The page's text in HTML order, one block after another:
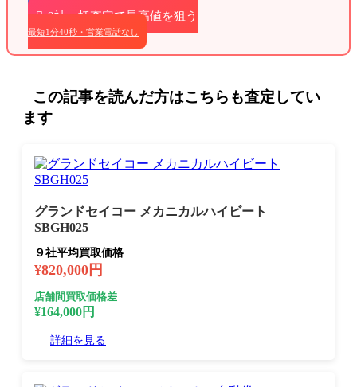
9社一括査定で最高値を狙う
最短1分40秒・営業電話なし
この記事を読んだ方はこちらも査定してい
ます
グランドセイコー メカニカルハイビート
SBGH025
９社平均買取価格
¥820,000円
店舗間買取価格差
¥164,000円
詳細を見る